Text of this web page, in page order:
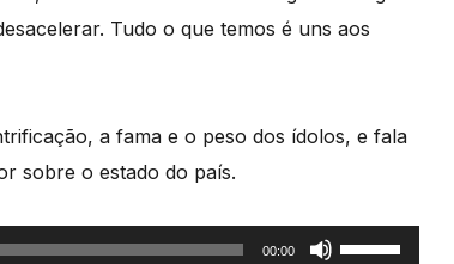
Tudo o que temos é uns aos
a fama e o peso dos ídolos, e fala
sobre o estado do país.
00:00
Use